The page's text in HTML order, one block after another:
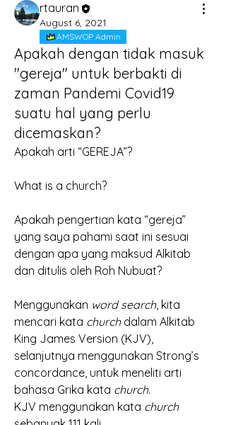
rtauran
August 6, 2021
AMSWOP Admin
Apakah dengan tidak masuk
"gereja" untuk berbakti di
zaman Pandemi Covid19
suatu hal yang perlu
dicemaskan?
Apakah arti “GEREJA”?
What is a church?
Apakah pengertian kata “gereja”
yang saya pahami saat ini sesuai
dengan apa yang maksud Alkitab
dan ditulis oleh Roh Nubuat?
Menggunakan word search, kita
mencari kata church dalam Alkitab
King James Version (KJV),
selanjutnya menggunakan Strong’s
concordance, untuk meneliti arti
bahasa Grika kata church.
KJV menggunakan kata
church